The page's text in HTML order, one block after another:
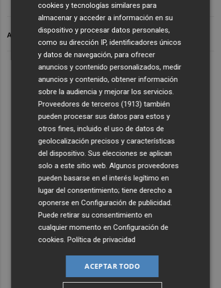
ARCHIVADO EN VALENCIA CF
cookies y tecnologías similares para
almacenar y acceder a información en su
dispositivo y procesar datos personales,
como su dirección IP, identificadores únicos
y datos de navegación, para ofrecer
anuncios y contenido personalizados, medir
anuncios y contenido, obtener información
sobre la audiencia y mejorar los servicios.
Proveedores de terceros (1913) también
pueden procesar sus datos para estos y
otros fines, incluido el uso de datos de
geolocalización precisos y características
del dispositivo. Sus elecciones se aplican
solo a este sitio web. Algunos proveedores
pueden basarse en el interés legítimo en
lugar del consentimiento; tiene derecho a
oponerse enConfiguración de publicidad
Puede retirar su consentimiento en
cualquier momento enConfiguración de
cookies .Política de privacidad
ACEPTAR TODO